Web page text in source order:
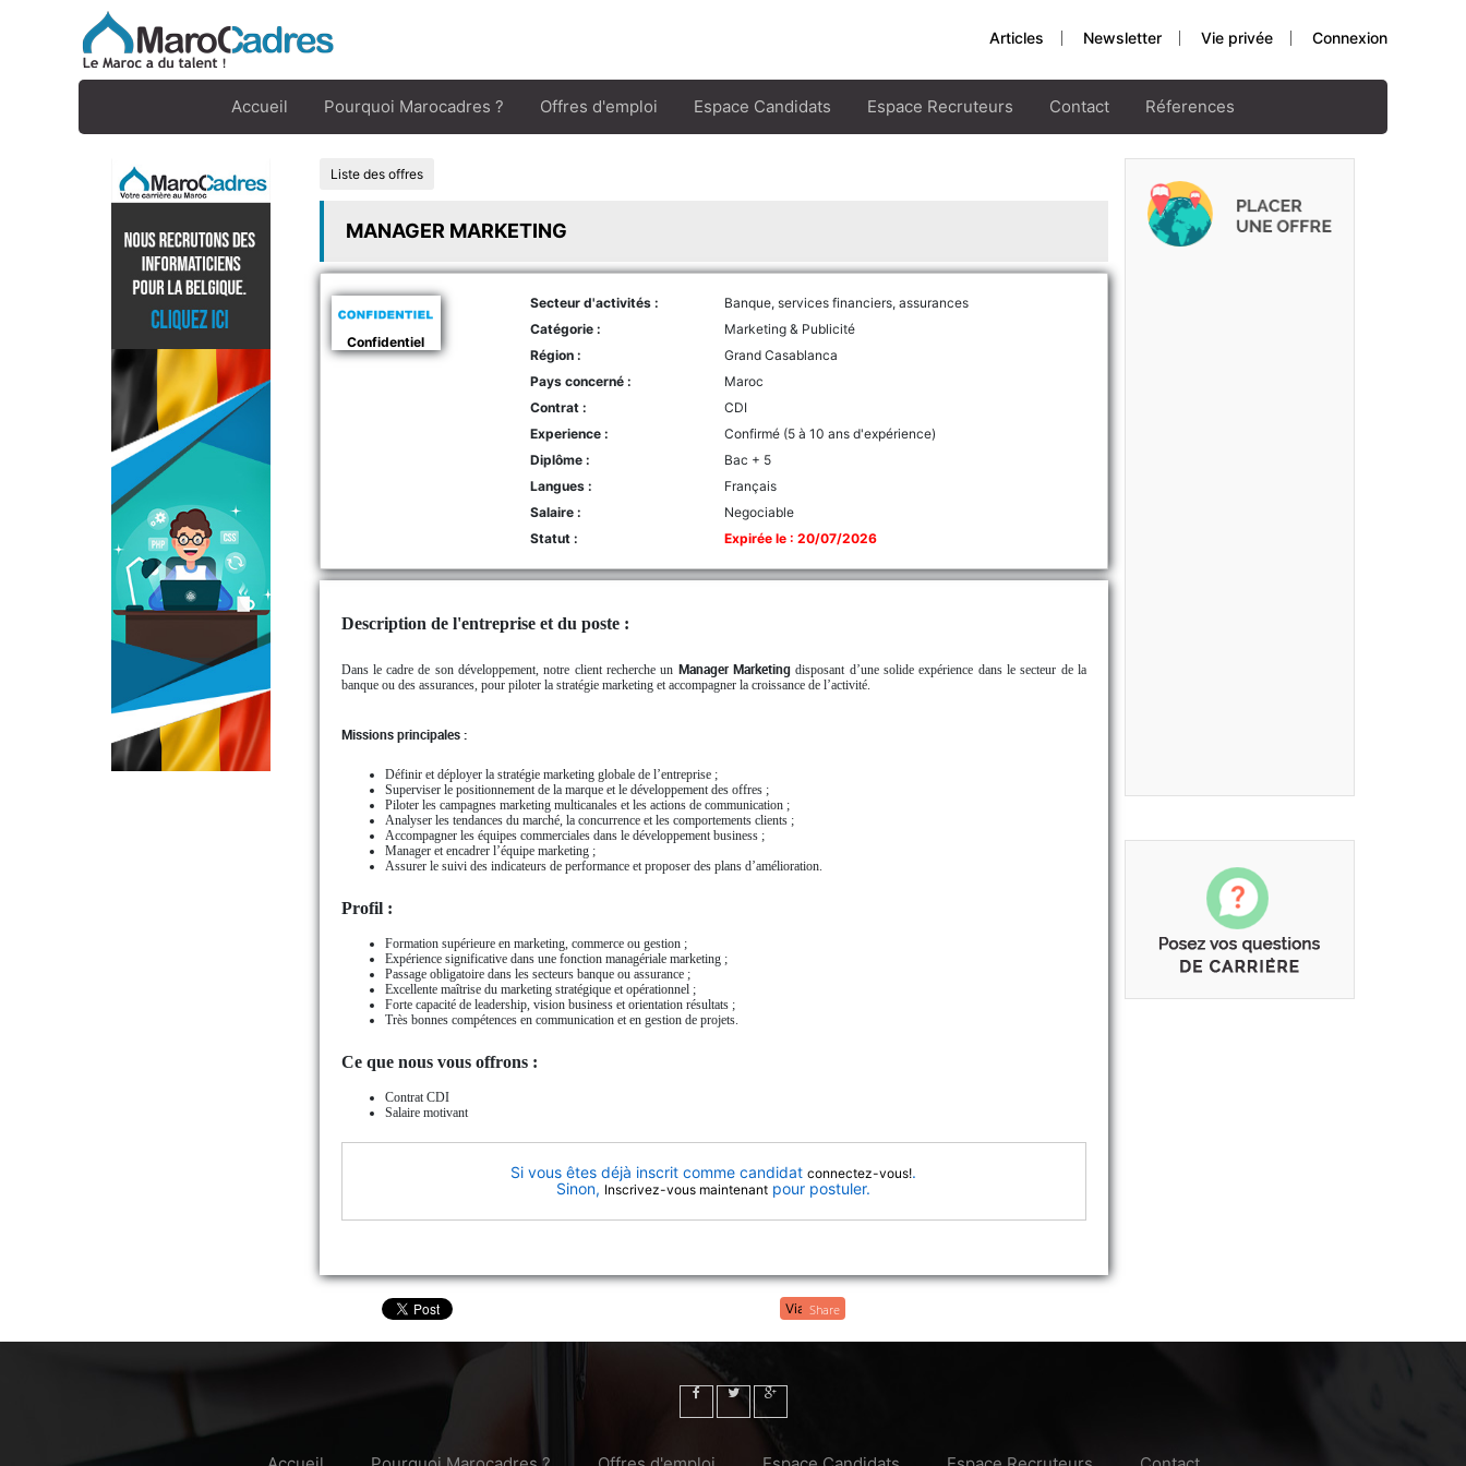
Articles Newsletter Vie privée Connexion
Accueil Pourquoi Marocadres ? Offres d'emploi Espace Candidats Espace Recruteurs Contact Réferences
Liste des offres
MANAGER MARKETING
Confidentiel
Secteur d'activités :
Banque, services financiers, assurances
Catégorie :
Marketing & Publicité
Région :
Grand Casablanca
Pays concerné :
Maroc
Contrat :
CDI
Experience :
Confirmé (5 à 10 ans d'expérience)
Diplôme :
Bac + 5
Langues :
Français
Salaire :
Negociable
Statut :
Expirée le : 20/07/2026
Description de l'entreprise et du poste :
Dans le cadre de son développement, notre client recherche un Manager Marketing disposant d’une solide expérience dans le secteur de la
banque ou des assurances, pour piloter la stratégie marketing et accompagner la croissance de l’activité.
Missions principales :
Définir et déployer la stratégie marketing globale de l’entreprise ;
Superviser le positionnement de la marque et le développement des offres ;
Piloter les campagnes marketing multicanales et les actions de communication ;
Analyser les tendances du marché, la concurrence et les comportements clients ;
Accompagner les équipes commerciales dans le développement business ;
Manager et encadrer l’équipe marketing ;
Assurer le suivi des indicateurs de performance et proposer des plans d’amélioration.
Profil :
Formation supérieure en marketing, commerce ou gestion ;
Expérience significative dans une fonction managériale marketing ;
Passage obligatoire dans les secteurs banque ou assurance ;
Excellente maîtrise du marketing stratégique et opérationnel ;
Forte capacité de leadership, vision business et orientation résultats ;
Très bonnes compétences en communication et en gestion de projets.
Ce que nous vous offrons :
Contrat CDI
Salaire motivant
Si vous êtes déjà inscrit comme candidatconnectez-vous!.
Sinon, Inscrivez-vous maintenant pour postuler.
Share